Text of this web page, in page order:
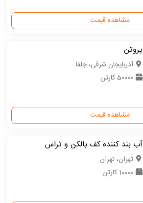
مشاهده قیمت
پروتن
آذربایجان شرقی، جلفا
50000 کارتن
مشاهده قیمت
آب بند کننده کف بالکن و تراس
تهران، تهران
10000 کارتن